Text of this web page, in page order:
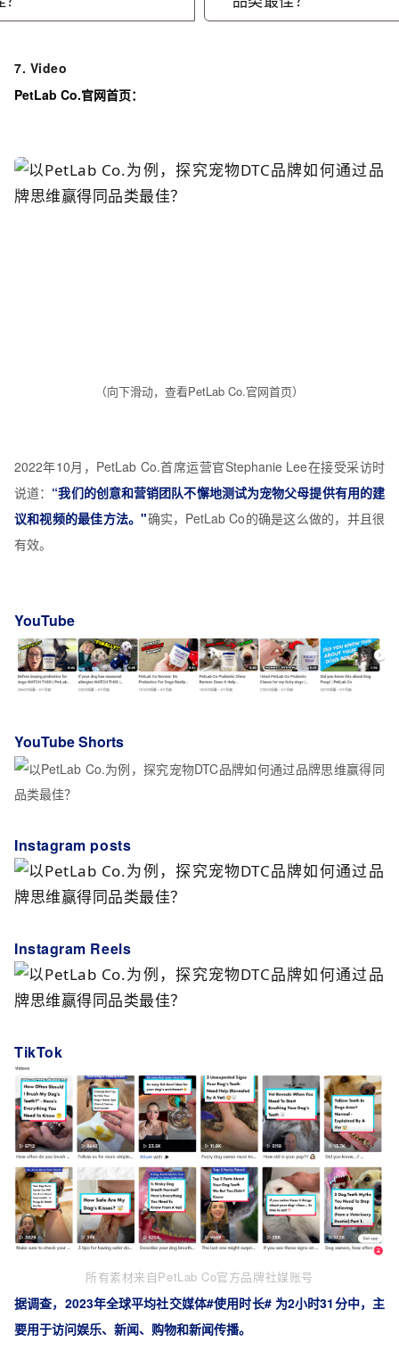
7. Video
PetLab Co.官网首页：
（向下滑动，查看PetLab Co.官网首页）
2022年10月，PetLab Co.首席运营官Stephanie Lee在接受采访时
说道： “我们的创意和营销团队不懈地测试为宠物父母提供有用的建
议和视频的最佳方法。"确实，PetLab Co的确是这么做的，并且很
有效。
YouTube
YouTube Shorts
Instagram posts
Instagram Reels
TikTok
所有素材来自PetLab Co官方品牌社媒账号
据调查，2023年全球平均社交媒体#使用时长# 为2小时31分中，主
要用于访问娱乐、新闻、购物和新闻传播。